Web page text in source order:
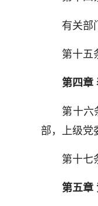
有关部门
第十五条
第四章
第十六条
部，上级党
第十七条
第五章